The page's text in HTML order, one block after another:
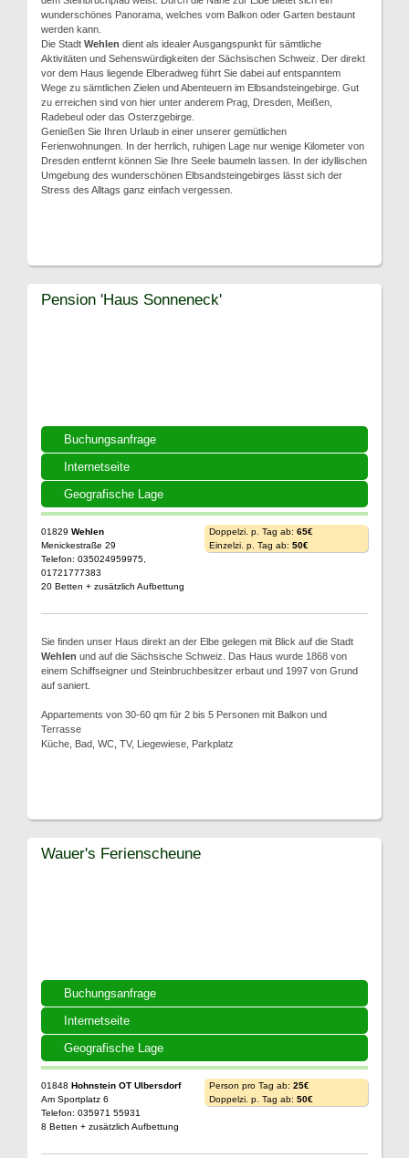
wunderschönes Panorama, welches vom Balkon oder Garten bestaunt
werden kann.
Die Stadt Wehlen dient als idealer Ausgangspunkt für sämtliche
Aktivitäten und Sehenswürdigkeiten der Sächsischen Schweiz. Der direkt
vor dem Haus liegende Elberadweg führt Sie dabei auf entspanntem
Wege zu sämtlichen Zielen und Abenteuern im Elbsandsteingebirge. Gut
zu erreichen sind von hier unter anderem Prag, Dresden, Meißen,
Radebeul oder das Osterzgebirge.
Genießen Sie Ihren Urlaub in einer unserer gemütlichen
Ferienwohnungen. In der herrlich, ruhigen Lage nur wenige Kilometer von
Dresden entfernt können Sie Ihre Seele baumeln lassen. In der idyllischen
Umgebung des wunderschönen Elbsandsteingebirges lässt sich der
Stress des Alltags ganz einfach vergessen.
Buchungsanfrage
Internetseite
Geografische Lage
Pension 'Haus Sonneneck'
01829 Wehlen
Menickestraße 29
Telefon: 035024959975,
01721777383
20 Betten + zusätzlich Aufbettung
Doppelzi. p. Tag ab: 65€
Einzelzi. p. Tag ab: 50€
Sie finden unser Haus direkt an der Elbe gelegen mit Blick auf die Stadt
Wehlen und auf die Sächsische Schweiz. Das Haus wurde 1868 von
einem Schiffseigner und Steinbruchbesitzer erbaut und 1997 von Grund
auf saniert.
Appartements von 30-60 qm für 2 bis 5 Personen mit Balkon und
Terrasse
Küche, Bad, WC, TV, Liegewiese, Parkplatz
Buchungsanfrage
Internetseite
Geografische Lage
Wauer's Ferienscheune
01848 Hohnstein OT Ulbersdorf
Am Sportplatz 6
Telefon: 035971 55931
8 Betten + zusätzlich Aufbettung
Person pro Tag ab: 25€
Doppelzi. p. Tag ab: 50€